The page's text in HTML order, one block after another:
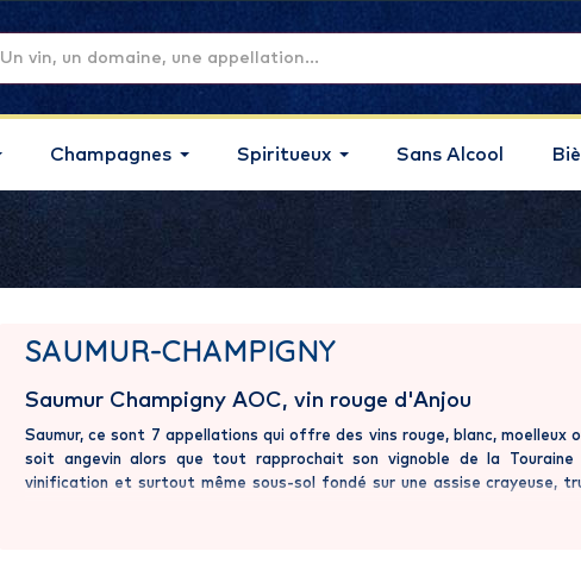
Champagnes Spiritueux Sans Alcool
SAUMUR-CHAMPIGNY
Saumur Champigny AOC, vin rouge d'Anjou
Saumur, ce sont 7 appellations qui offre des vins rouge, blanc, moelleux
soit angevin alors que tout rapprochait son vignoble de la
vinification et surtout même sous-sol fondé sur une assise crayeuse,
héberger le prestigieux Cadre Noir (école de cavalerie) l’est